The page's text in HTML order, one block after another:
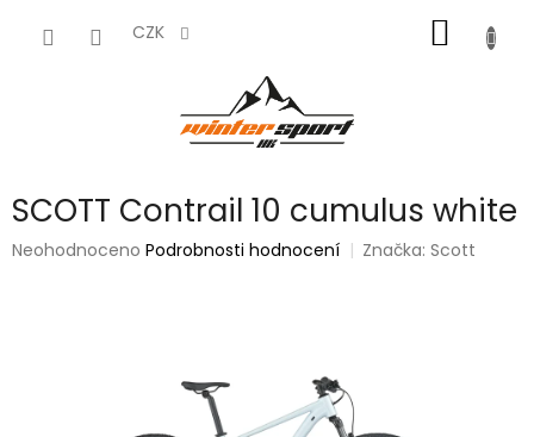
CZK
KOŠÍK
SCOTT Contrail 10 cumulus white
Průměrné
Neohodnoceno Podrobnosti hodnocení Značka:Scott